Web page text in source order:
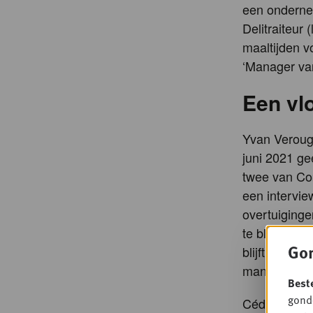
een
Delitraiteur
maaltijden
‘Manager
Een
Yvan
juni 2021
twee van
een
te blijven.
blijft nog
mannen
Cédric